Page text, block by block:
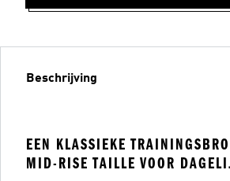
Beschrijving
EEN KLASSIEKE
MID-RISE TAILLE VOOR